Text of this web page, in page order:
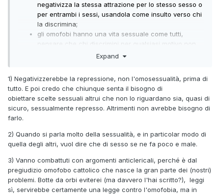
negativizza la stessa attrazione per lo stesso sesso o
per entrambi i sessi, usandola come insulto verso chi
la discrimina;
gli omofobi hanno una vita sessuale come tutti,
pensare che chi discrimini per qualsiasi motivo non
ce l'abbia è un'altra argomentazione fallace e
ai suoi ideali di odio? Non ci è dato a saperlo;
gli omofobi vanno combattuti o con l'indifferenza, con
leggi repressive/botte da orbi o con argomentazioni
reali, non insinuando che siano essi stessi gay o
Expand
1) Negativizzerebbe la repressione, non l'omosessualità, prima di
tutto. E poi credo che chiunque senta il bisogno di
obiettare scelte sessuali altrui che non lo riguardano sia, quasi di
sicuro, sessualmente represso. Altrimenti non avrebbe bisogno di
farlo.
2) Quando si parla molto della sessualità, e in particolar modo di
quella degli altri, vuol dire che di sesso se ne fa poco e male.
3) Vanno combattuti con argomenti anticlericali, perché è dal
pregiudizio omofobo cattolico che nasce la gran parte dei (nostri)
problemi. Botte da orbi eviterei (ma davvero l'hai scritto?), leggi
sì, servirebbe certamente una legge contro l'omofobia, ma in